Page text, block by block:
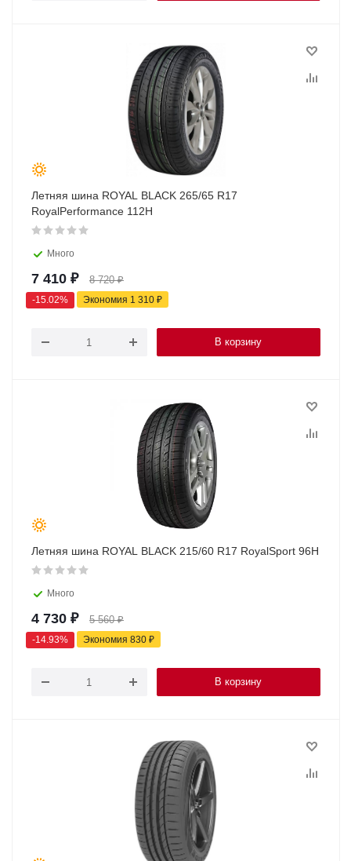
Летняя шина ROYAL BLACK 265/65 R17
RoyalPerformance 112H
Много
7 410 ₽ 8 720₽
-15.02% Экономия 1 310 ₽
В корзину
Летняя шина ROYAL BLACK 215/60 R17 RoyalSport 96H
Много
4 730 ₽ 5 560₽
-14.93% Экономия 830 ₽
В корзину